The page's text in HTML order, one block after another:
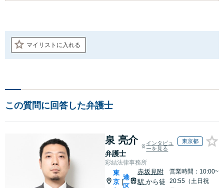
マイリストに入れる
この質問に回答した弁護士
泉 亮介
弁護士
インタビュ
ーを見る
東京都
彩結法律事務所
東
京
港
区
赤坂見附
駅 から徒
営業時間：10:00~
20:55（土日祝